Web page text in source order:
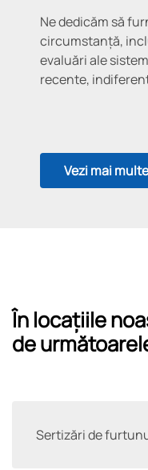
Ne dedicăm să
circumstanță,
evaluări ale
recente,
Vezi mai multe
În locațiile
de
Sertizări de